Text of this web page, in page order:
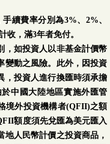
續費率分別為3%、2%、
收，滿3年者免付。
，如投資人以非基金計價幣
變動之風險。此外，因投資
，投資人進行換匯時須承擔
中國大陸地區實施外匯管
境外投資機構者(QFII)之額
額度須先兌匯為美元匯入
人民幣計價之投資商品，